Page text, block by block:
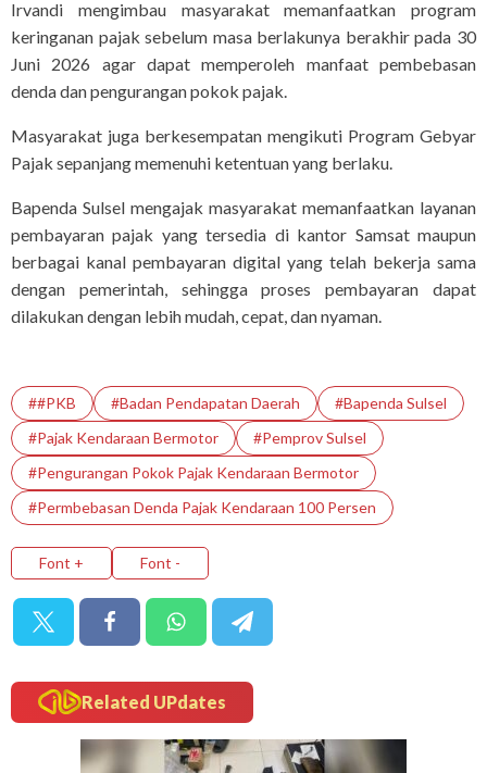
Irvandi mengimbau masyarakat memanfaatkan program
keringanan pajak sebelum masa berlakunya berakhir pada 30
Juni 2026 agar dapat memperoleh manfaat pembebasan
denda dan pengurangan pokok pajak.
Masyarakat juga berkesempatan mengikuti Program Gebyar
Pajak sepanjang memenuhi ketentuan yang berlaku.
Bapenda Sulsel mengajak masyarakat memanfaatkan layanan
pembayaran pajak yang tersedia di kantor Samsat maupun
berbagai kanal pembayaran digital yang telah bekerja sama
dengan pemerintah, sehingga proses pembayaran dapat
dilakukan dengan lebih mudah, cepat, dan nyaman.
##PKB #Badan Pendapatan Daerah
#Bapenda Sulsel
#Pajak Kendaraan Bermotor
#Pemprov Sulsel
#pengurangan Pokok Pajak Kendaraan Bermotor
#Permbebasan Denda Pajak Kendaraan 100 Persen
Font + Font -
Related UPdates